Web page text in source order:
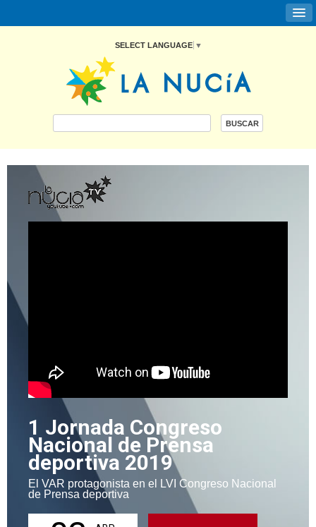
SELECT LANGUAGE ▼
1 Jornada Congreso
Nacional de Prensa
deportiva 2019
El VAR protagonista en el LVI Congreso Nacional
de Prensa deportiva